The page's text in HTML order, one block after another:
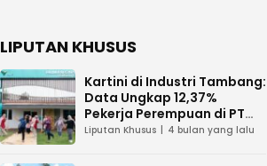
LIPUTAN KHUSUS
Kartini di Industri Tambang:
Data Ungkap 12,37%
Pekerja Perempuan di PT
Vale Indonesia
Liputan Khusus 4 bulan yang lalu